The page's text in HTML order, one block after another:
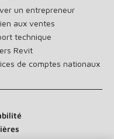
un entrepreneur
aux ventes
technique
Revit
de comptes nationaux